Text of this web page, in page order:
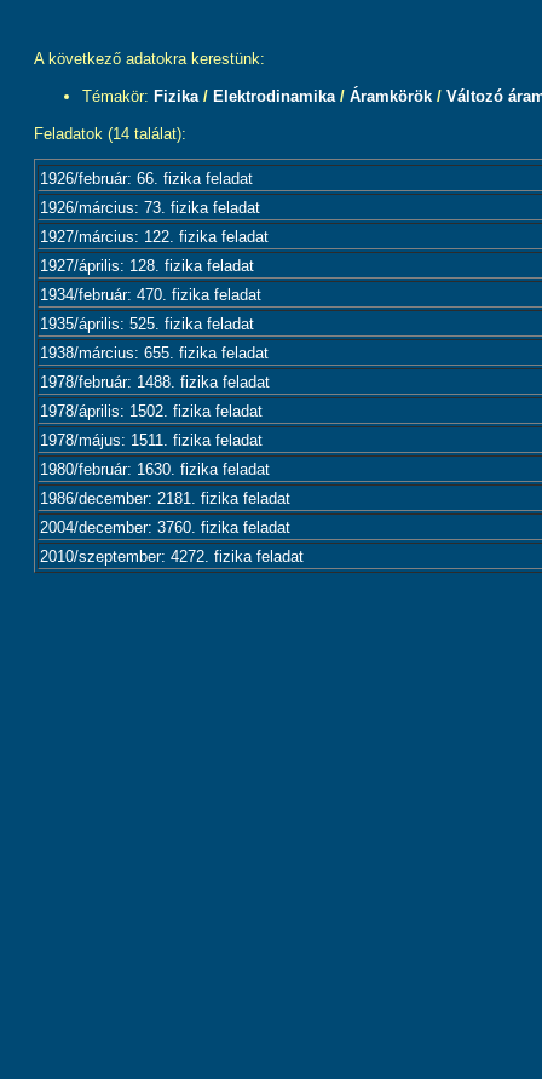
A következő adatokra kerestünk:
Témakör: Fizika/ Elektrodinamika/ Áramkörök / Változó
Feladatok (14 találat):
1926/február: 66. fizika feladat
1926/március: 73. fizika feladat
1927/március: 122. fizika feladat
1927/április: 128. fizika feladat
1934/február: 470. fizika feladat
1935/április: 525. fizika feladat
1938/március: 655. fizika feladat
1978/február: 1488. fizika feladat
1978/április: 1502. fizika feladat
1978/május: 1511. fizika feladat
1980/február: 1630. fizika feladat
1986/december: 2181. fizika feladat
2004/december: 3760. fizika feladat
2010/szeptember: 4272. fizika feladat